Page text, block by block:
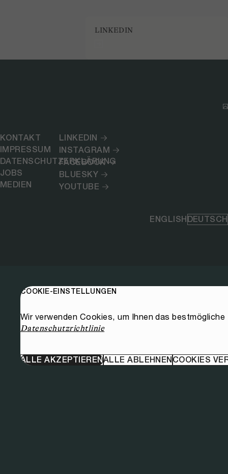
LINKEDIN
KONTAKT
IMPRESSUM
DATENSCHUTZERKLÄRUNG
JOBS
MEDIEN
LINKEDIN
INSTAGRAM
FACEBOOK
BLUESKY
YOUTUBE
ENGLISH DEUTSCH
COOKIE-EINSTELLUNGEN
Wir verwenden Cookies, um Ihnen das
Datenschutzrichtlinie
ALLE AKZEPTIERENALLE ABLEHNEN COOKIES